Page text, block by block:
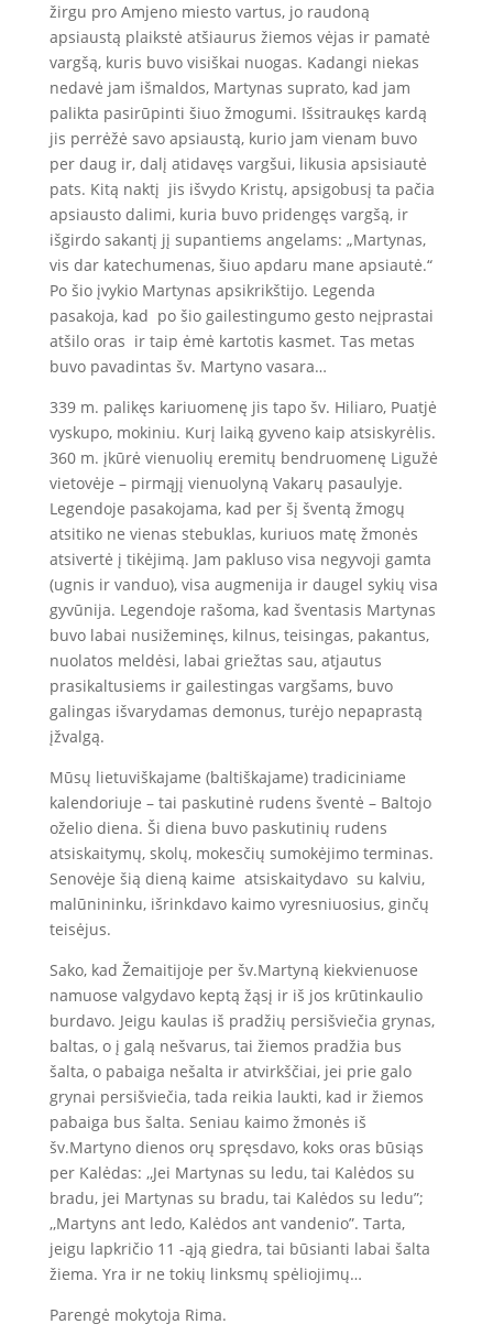
žirgu pro Amjeno miesto vartus, jo raudoną
apsiaustą plaikstė atšiaurus žiemos vėjas ir pamatė
vargšą, kuris buvo visiškai nuogas. Kadangi niekas
nedavė jam išmaldos, Martynas suprato, kad jam
palikta pasirūpinti šiuo žmogumi. Išsitraukęs kardą
jis perrėžė savo apsiaustą, kurio jam vienam buvo
per daug ir, dalį atidavęs vargšui, likusia apsisiautė
pats. Kitą naktį jis išvydo Kristų, apsigobusį ta pačia
apsiausto dalimi, kuria buvo pridengęs vargšą, ir
išgirdo sakantį jį supantiems angelams: „Martynas,
vis dar katechumenas, šiuo apdaru mane apsiautė.“
Po šio įvykio Martynas apsikrikštijo. Legenda
pasakoja, kad po šio gailestingumo gesto neįprastai
atšilo oras ir taip ėmė kartotis kasmet. Tas metas
buvo pavadintas šv. Martyno vasara…
339 m. palikęs kariuomenę jis tapo šv. Hiliaro, Puatjė
vyskupo, mokiniu. Kurį laiką gyveno kaip atsiskyrėlis.
360 m. įkūrė vienuolių eremitų bendruomenę Ligužė
vietovėje – pirmąjį vienuolyną Vakarų pasaulyje.
Legendoje pasakojama, kad per šį šventą žmogų
atsitiko ne vienas stebuklas, kuriuos matę žmonės
atsivertė į tikėjimą. Jam pakluso visa negyvoji gamta
(ugnis ir vanduo), visa augmenija ir daugel sykių visa
gyvūnija. Legendoje rašoma, kad šventasis Martynas
buvo labai nusižeminęs, kilnus, teisingas, pakantus,
nuolatos meldėsi, labai griežtas sau, atjautus
prasikaltusiems ir gailestingas vargšams, buvo
galingas išvarydamas demonus, turėjo nepaprastą
įžvalgą.
Mūsų lietuviškajame (baltiškajame) tradiciniame
kalendoriuje – tai paskutinė rudens šventė – Baltojo
oželio diena. Ši diena buvo paskutinių rudens
atsiskaitymų, skolų, mokesčių sumokėjimo terminas.
Senovėje šią dieną kaime atsiskaitydavo su kalviu,
malūnininku, išrinkdavo kaimo vyresniuosius, ginčų
teisėjus.
Sako, kad Žemaitijoje per šv.Martyną kiekvienuose
namuose valgydavo keptą žąsį ir iš jos krūtinkaulio
burdavo. Jeigu kaulas iš pradžių persišviečia grynas,
baltas, o į galą nešvarus, tai žiemos pradžia bus
šalta, o pabaiga nešalta ir atvirkščiai, jei prie galo
grynai persišviečia, tada reikia laukti, kad ir žiemos
pabaiga bus šalta. Seniau kaimo žmonės iš
šv.Martyno dienos orų spręsdavo, koks oras būsiąs
per Kalėdas: ,,Jei Martynas su ledu, tai Kalėdos su
bradu, jei Martynas su bradu, tai Kalėdos su ledu”;
,,Martyns ant ledo, Kalėdos ant vandenio”. Tarta,
jeigu lapkričio 11 -ąją giedra, tai būsianti labai šalta
žiema. Yra ir ne tokių linksmų spėliojimų…
Parengė mokytoja Rima.